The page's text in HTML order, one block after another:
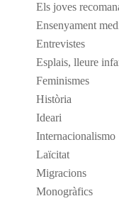
Els joves
Ensenyament
Entrevistes
Esplais, lleure
Feminismes
Història
Ideari
Internacionalismo
Laïcitat
Migracions
Monogràfics